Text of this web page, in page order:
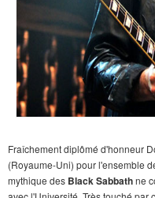
Fraîchement diplômé d'honneur
(Royaume-Uni) pour l'ensemble
mythique des Black Sabbathne